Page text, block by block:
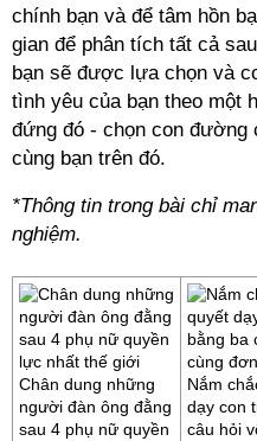
chính bạn và để tâm hồn
gian để phân tích tất cả
bạn sẽ được lựa chọn và
tình yêu của bạn theo một
đứng đó - chọn con đường
cùng bạn trên đó.
*Thông tin trong bài chỉ
nghiệm.
Chân dung những
người đàn ông đằng
sau 4 phụ nữ quyền
Nắm
dạy con
câu hỏi